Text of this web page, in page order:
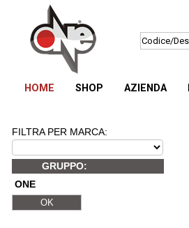
HOME SHOP AZIENDA
FILTRA PER MARCA:
GRUPPO:
ONE